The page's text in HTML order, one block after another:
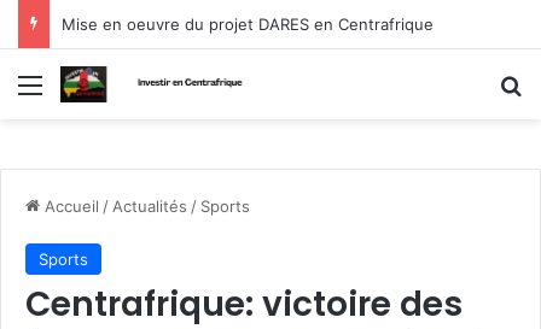
Mise en oeuvre du projet DARES en Centrafrique
Menu
Accueil / Actualités / Sports
Sports
Centrafrique: victoire des